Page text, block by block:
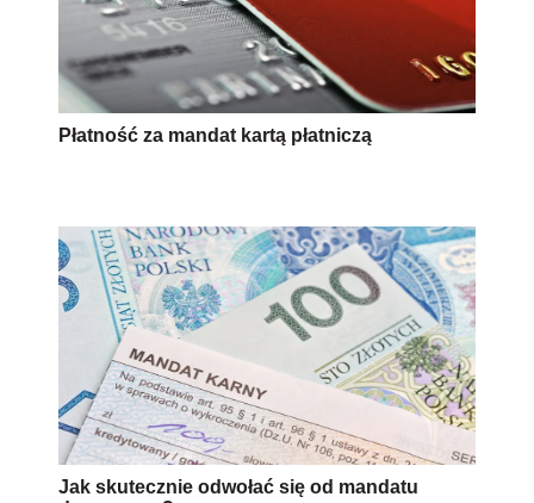
Płatność za mandat kartą płatniczą
Jak skutecznie odwołać się od mandatu